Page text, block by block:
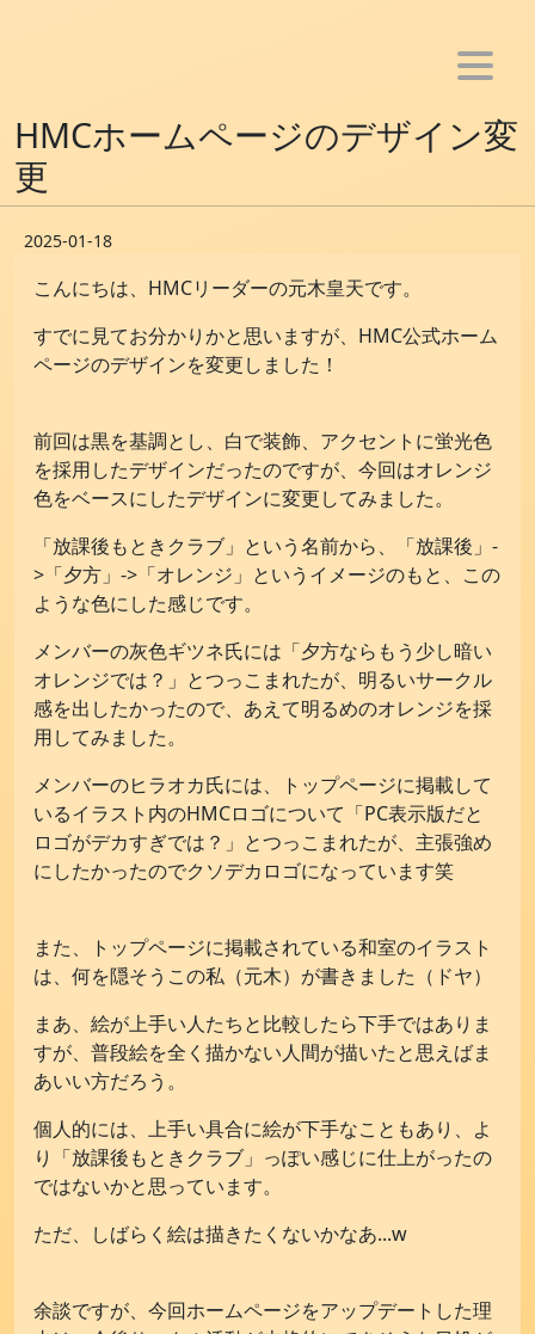
お知らせ
メンバー
- アプリ制作
- Youtube活動
- ブログ活動
- 音楽活動
雑記
お問い合わせ
HMCホームページのデザイン変
更
2025-01-18
こんにちは、HMCリーダーの元木皇天です。
すでに見てお分かりかと思いますが、HMC公式ホーム
ページのデザインを変更しました！
前回は黒を基調とし、白で装飾、アクセントに蛍光色
を採用したデザインだったのですが、今回はオレンジ
色をベースにしたデザインに変更してみました。
「放課後もときクラブ」という名前から、「放課後」-
>「夕方」->「オレンジ」というイメージのもと、この
ような色にした感じです。
メンバーの灰色ギツネ氏には「夕方ならもう少し暗い
オレンジでは？」とつっこまれたが、明るいサークル
感を出したかったので、あえて明るめのオレンジを採
用してみました。
メンバーのヒラオカ氏には、トップページに掲載して
いるイラスト内のHMCロゴについて「PC表示版だと
ロゴがデカすぎでは？」とつっこまれたが、主張強め
にしたかったのでクソデカロゴになっています笑
また、トップページに掲載されている和室のイラスト
は、何を隠そうこの私（元木）が書きました（ドヤ）
まあ、絵が上手い人たちと比較したら下手ではありま
すが、普段絵を全く描かない人間が描いたと思えばま
あいい方だろう。
個人的には、上手い具合に絵が下手なこともあり、よ
り「放課後もときクラブ」っぽい感じに仕上がったの
ではないかと思っています。
ただ、しばらく絵は描きたくないかなあ...w
余談ですが、今回ホームページをアップデートした理